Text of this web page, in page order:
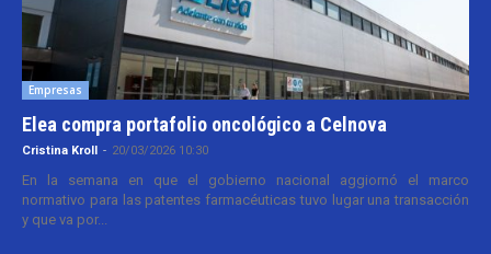
Empresas
Elea compra portafolio oncológico a Celnova
Cristina Kroll - 20/03/2026 10:30
En la semana en que el gobierno nacional aggiornó el marco
normativo para las patentes farmacéuticas tuvo lugar una transacción
y que va por...